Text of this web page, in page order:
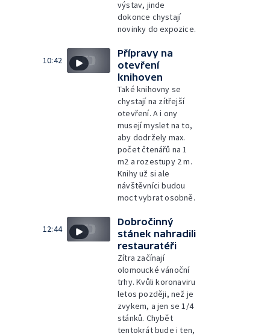
výstav, jinde
dokonce chystají
novinky do expozice.
10:42
Přípravy na
otevření
knihoven
Také knihovny se
chystají na zítřejší
otevření. A i ony
musejí myslet na to,
aby dodržely max.
počet čtenářů na 1
m2 a rozestupy 2 m.
Knihy už si ale
návštěvníci budou
moct vybrat osobně.
12:44
Dobročinný
stánek nahradili
restauratéři
Zítra začínají
olomoucké vánoční
trhy. Kvůli koronaviru
letos později, než je
zvykem, a jen se 1/4
stánků. Chybět
tentokrát bude i ten,